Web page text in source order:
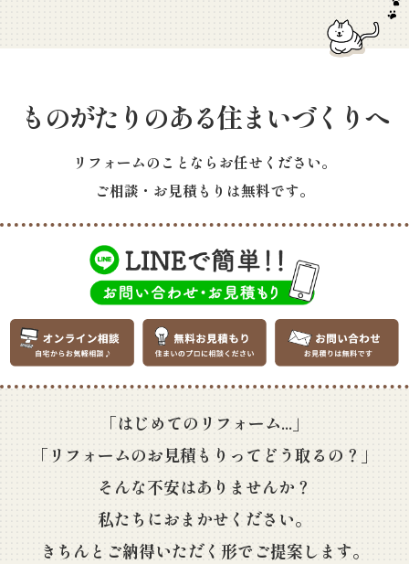
ものがたりのある住まいづくりへ
リフォームのことならお任せください。
ご相談・お見積もりは無料です。
「はじめてのリフォーム...」
「リフォームのお見積もりってどう取るの？」
そんな不安はありませんか？
私たちにおまかせください。
きちんとご納得いただく形でご提案します。